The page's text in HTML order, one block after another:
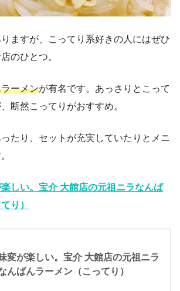
ますが、こってり系好きの人にはぜひ
のひとつ。
ーメンが有名です。あっさりとこって
断然こってりがおすすめ。
たり、セットが充実していたりとメニ
楽しい。宝介 大館店の元祖ニラなんば
り）
変が楽しい。宝介 大館店の元祖ニラ
んばんラーメン（こってり）